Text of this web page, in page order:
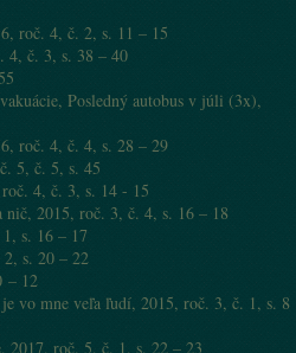
roč. 4, č. 2, s. 11 – 15
4, č. 3, s. 38 – 40
Posledný autobus v júli (3x),
roč. 4, č. 4, s. 28 – 29
5, č. 5, s. 45
4, č. 3, s. 14 - 15
2015, roč. 3, č. 4, s. 16 – 18
s. 16 – 17
s. 20 – 22
– 12
vo mne veľa ľudí, 2015, roč. 3, č. 1, s. 8
2017, roč. 5, č. 1, s. 22 – 23